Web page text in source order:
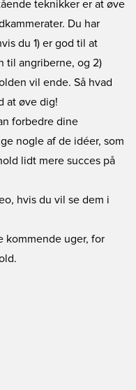
teknikker er at øve
Du har
du 1) er god til at
til angriberne, og 2)
vil ende. Så hvad
at øve dig!
forbedre dine
nogle af de idéer, som
lidt mere succes på
hvis du vil se dem i
kommende uger, for